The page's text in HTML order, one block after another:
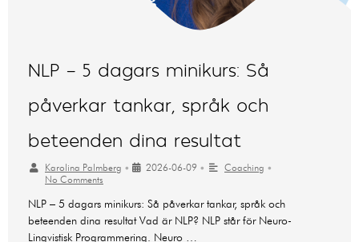
NLP – 5 dagars minikurs: Så
påverkar tankar, språk och
beteenden dina resultat
Karolina Palmberg • 2026-06-09 • Coaching •
No Comments
NLP – 5 dagars minikurs: Så påverkar tankar, språk och
beteenden dina resultat Vad är NLP? NLP står för Neuro-
Lingvistisk Programmering. Neuro …